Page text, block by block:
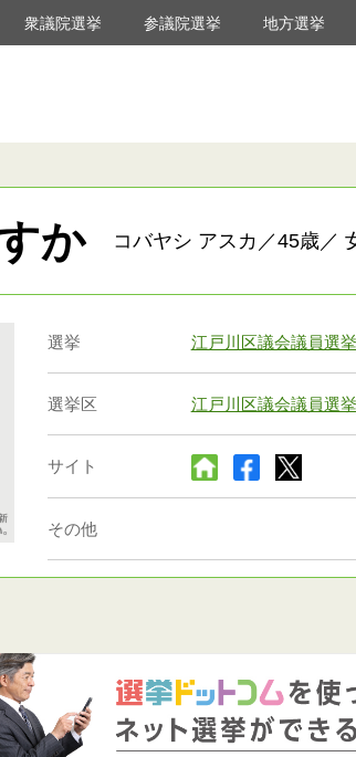
衆議院選挙 参議院選挙 地方選挙
か コバヤシ アスカ／45歳／
選挙 江戸川区議会議員選挙
選挙区 江戸川区議会議員選挙
サイト
その他